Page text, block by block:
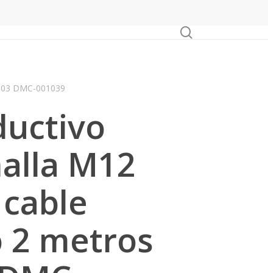
DMC-001039
M12
metros